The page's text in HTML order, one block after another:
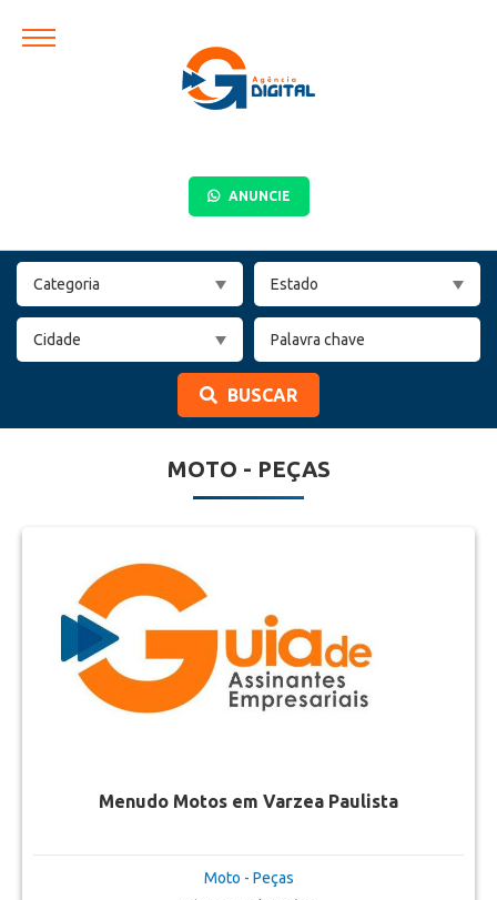
ANUNCIE
BUSCAR
MOTO - PEÇAS
Menudo Motos em Varzea Paulista
Moto - Peças